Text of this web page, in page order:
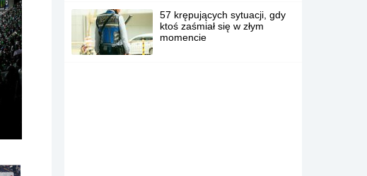
57 krępujących sytuacji, gdy
ktoś zaśmiał się w złym
momencie